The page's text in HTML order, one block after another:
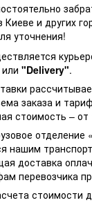
Киеве и других
уточнения!
или "Delivery".
заказа и
стоимость – от
отделение
нашим
доставка
перевозчика
стоимости